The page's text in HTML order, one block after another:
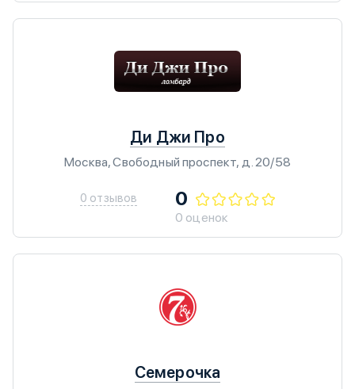
Ди Джи Про
Москва, Свободный проспект, д. 20/58
0 отзывов 0
0 оценок
Семерочка